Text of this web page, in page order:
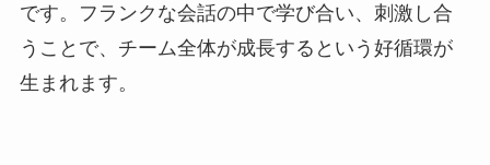
です。フランクな会話の中で学び合い、刺激し合
うことで、チーム全体が成長するという好循環が
生まれます。